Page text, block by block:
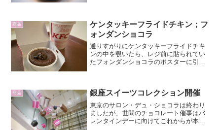
ント...
商品
ケンタッキーフライドチキン；フ
ォンダンショコラ
通りすがりにケンタッキーフライドチキ
ンの中を覗いたら、レジ前に貼られてい
たフォンダンショコラのポスターに引き
はミスドに行きたかっ...
商品 銀座スイーツコレクション開催
東京のサロン・デュ・ショコラは終わり
ましたが、世間のチョコレート催事はバ
レンタインデーに向けてこれからが本番